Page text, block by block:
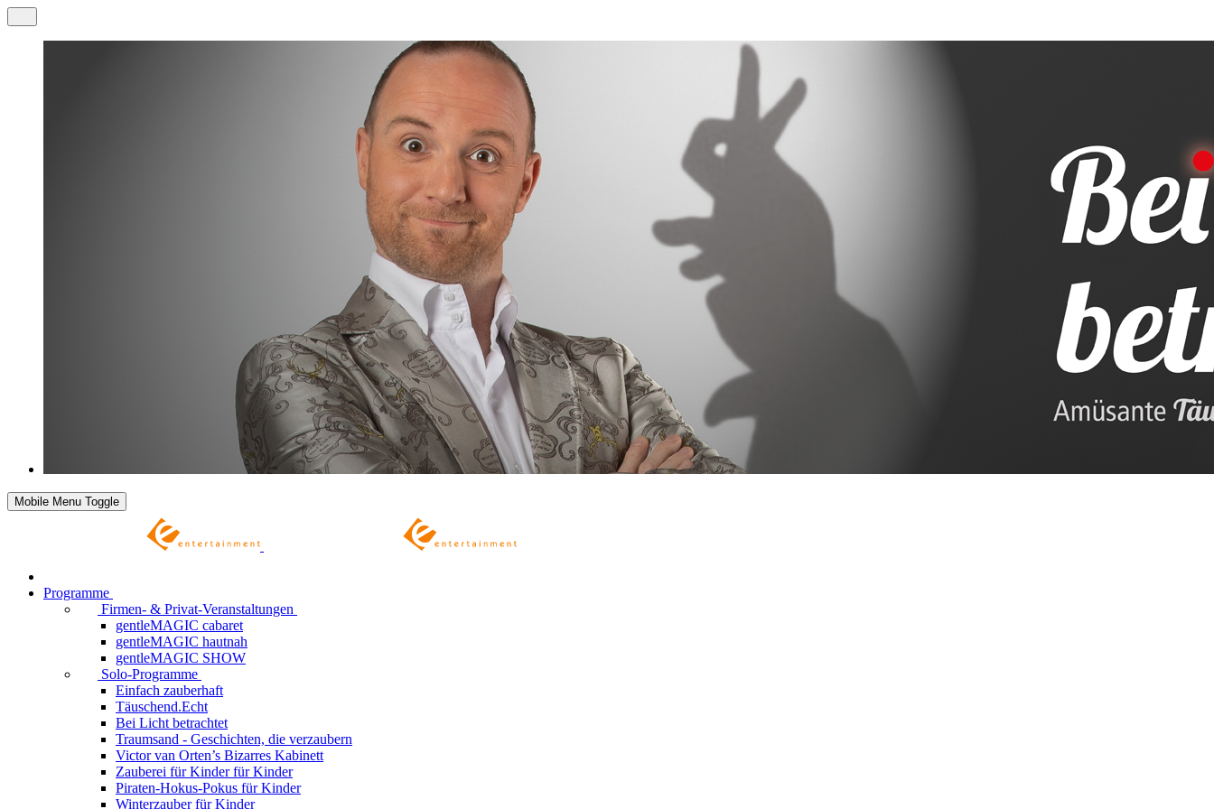
Mobile Menu Toggle
Programme
Firmen- & Privat-Veranstaltungen
gentleMAGIC cabaret
gentleMAGIC hautnah
gentleMAGIC SHOW
Solo-Programme
Einfach zauberhaft
Täuschend.Echt
Bei Licht betrachtet
Traumsand - Geschichten, die verzaubern
Victor van Orten’s Bizarres Kabinett
Zauberei für Kinder für Kinder
Piraten-Hokus-Pokus für Kinder
Winterzauber für Kinder